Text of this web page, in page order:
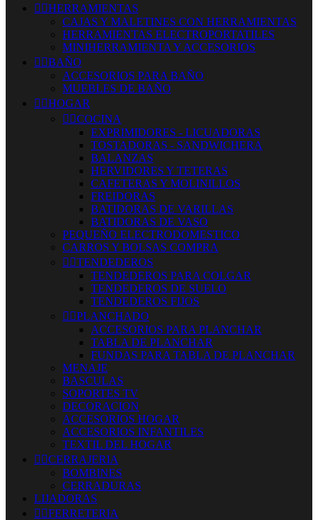
 HERRAMIENTAS
CAJAS Y MALETINES CON HERRAMIENTAS
HERRAMIENTAS ELECTROPORTATILES
MINIHERRAMIENTA Y ACCESORIOS
 BAÑO
ACCESORIOS PARA BAÑO
MUEBLES DE BAÑO
 HOGAR
 COCINA
EXPRIMIDORES - LICUADORAS
TOSTADORAS - SANDWICHERA
BALANZAS
HERVIDORES Y TETERAS
CAFETERAS Y MOLINILLOS
FREIDORAS
BATIDORAS DE VARILLAS
BATIDORAS DE VASO
PEQUEÑO ELECTRODOMESTICO
CARROS Y BOLSAS COMPRA
 TENDEDEROS
TENDEDEROS PARA COLGAR
TENDEDEROS DE SUELO
TENDEDEROS FIJOS
 PLANCHADO
ACCESORIOS PARA PLANCHAR
TABLA DE PLANCHAR
FUNDAS PARA TABLA DE PLANCHAR
MENAJE
BASCULAS
SOPORTES TV
DECORACION
ACCESORIOS HOGAR
ACCESORIOS INFANTILES
TEXTIL DEL HOGAR
 CERRAJERIA
BOMBINES
CERRADURAS
LIJADORAS
 FERRETERIA